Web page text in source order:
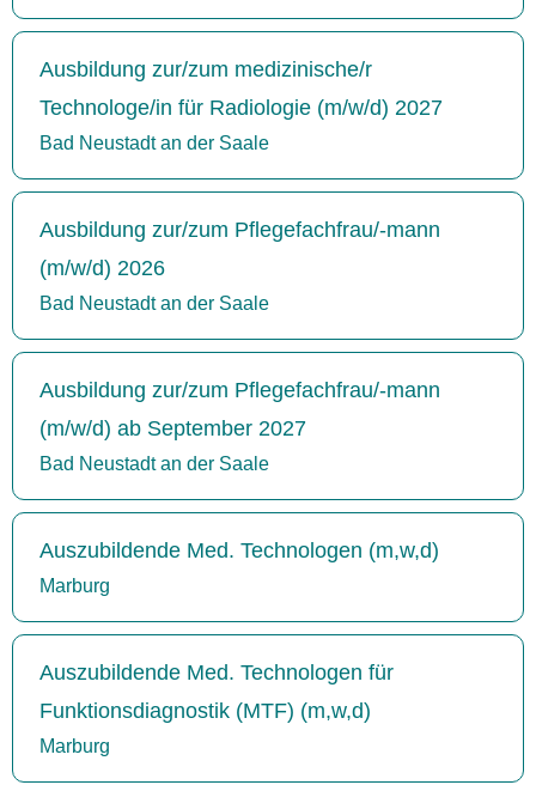
Ausbildung zur/zum medizinische/r
Technologe/in für Radiologie (m/w/d) 2027
Bad Neustadt an der Saale
Ausbildung zur/zum Pflegefachfrau/-mann
(m/w/d) 2026
Bad Neustadt an der Saale
Ausbildung zur/zum Pflegefachfrau/-mann
(m/w/d) ab September 2027
Bad Neustadt an der Saale
Auszubildende Med. Technologen (m,w,d)
Marburg
Auszubildende Med. Technologen für
Funktionsdiagnostik (MTF) (m,w,d)
Marburg